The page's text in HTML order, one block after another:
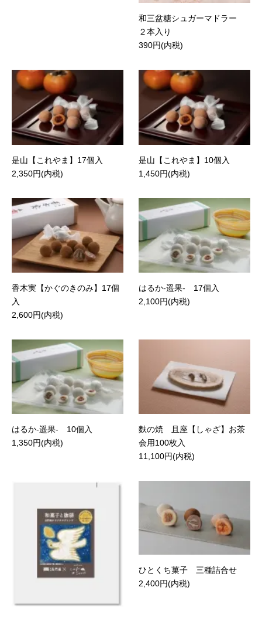
和三盆糖シュガーマドラー
２本入り
390円(内税)
是山【これやま】17個入
2,350円(内税)
是山【これやま】10個入
1,450円(内税)
香木実【かぐのきのみ】17個
入
2,600円(内税)
はるか-遥果- 17個入
2,100円(内税)
はるか-遥果- 10個入
1,350円(内税)
麩の焼 且座【しゃざ】お茶
会用100枚入
11,100円(内税)
ひとくち菓子 三種詰合せ
2,400円(内税)